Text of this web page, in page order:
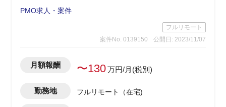
PMO求人・案件
フルリモート
案件No. 0139150
公開日: 2023/11/07
月額報酬 〜130万円/月(税別)
勤務地 フルリモート（在宅)